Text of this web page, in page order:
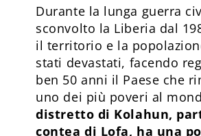
Durante la lunga guerra
sconvolto la Liberia dal
il territorio e la
stati devastati, facendo
ben 50 anni il Paese che
uno dei più poveri al
distretto di Kolahun,
contea di Lofa, ha una